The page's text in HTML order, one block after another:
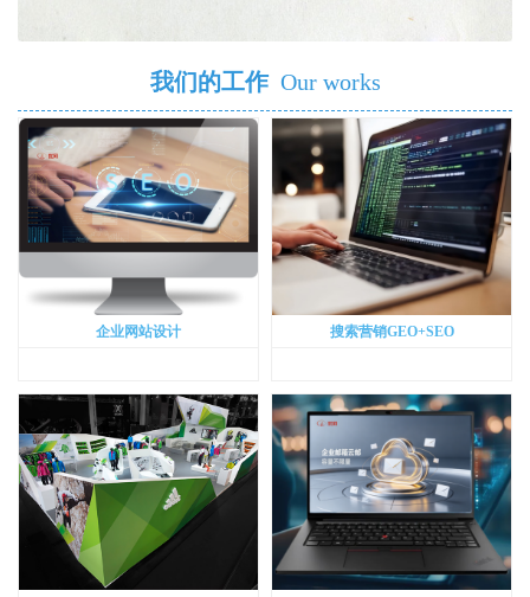
我们的工作 Our works
企业网站设计 搜索营销GEO+SEO